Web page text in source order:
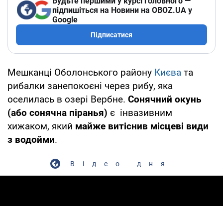
підпишіться на Новини на OBOZ.UA у
Google
Підписатися
Мешканці Оболонського району Києва та
рибалки занепокоєні через рибу, яка
оселилась в озері Вербне. Сонячний окунь
(або сонячна піранья) є інвазивним
хижаком, який майже витіснив місцеві види
з водойми.
Відео дня